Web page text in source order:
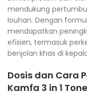
mendukung
louhan. Dengan
mendapatkan
efisien, termasuk
benjolan khas di
Dosis dan Cara
Kamfa 3 in 1